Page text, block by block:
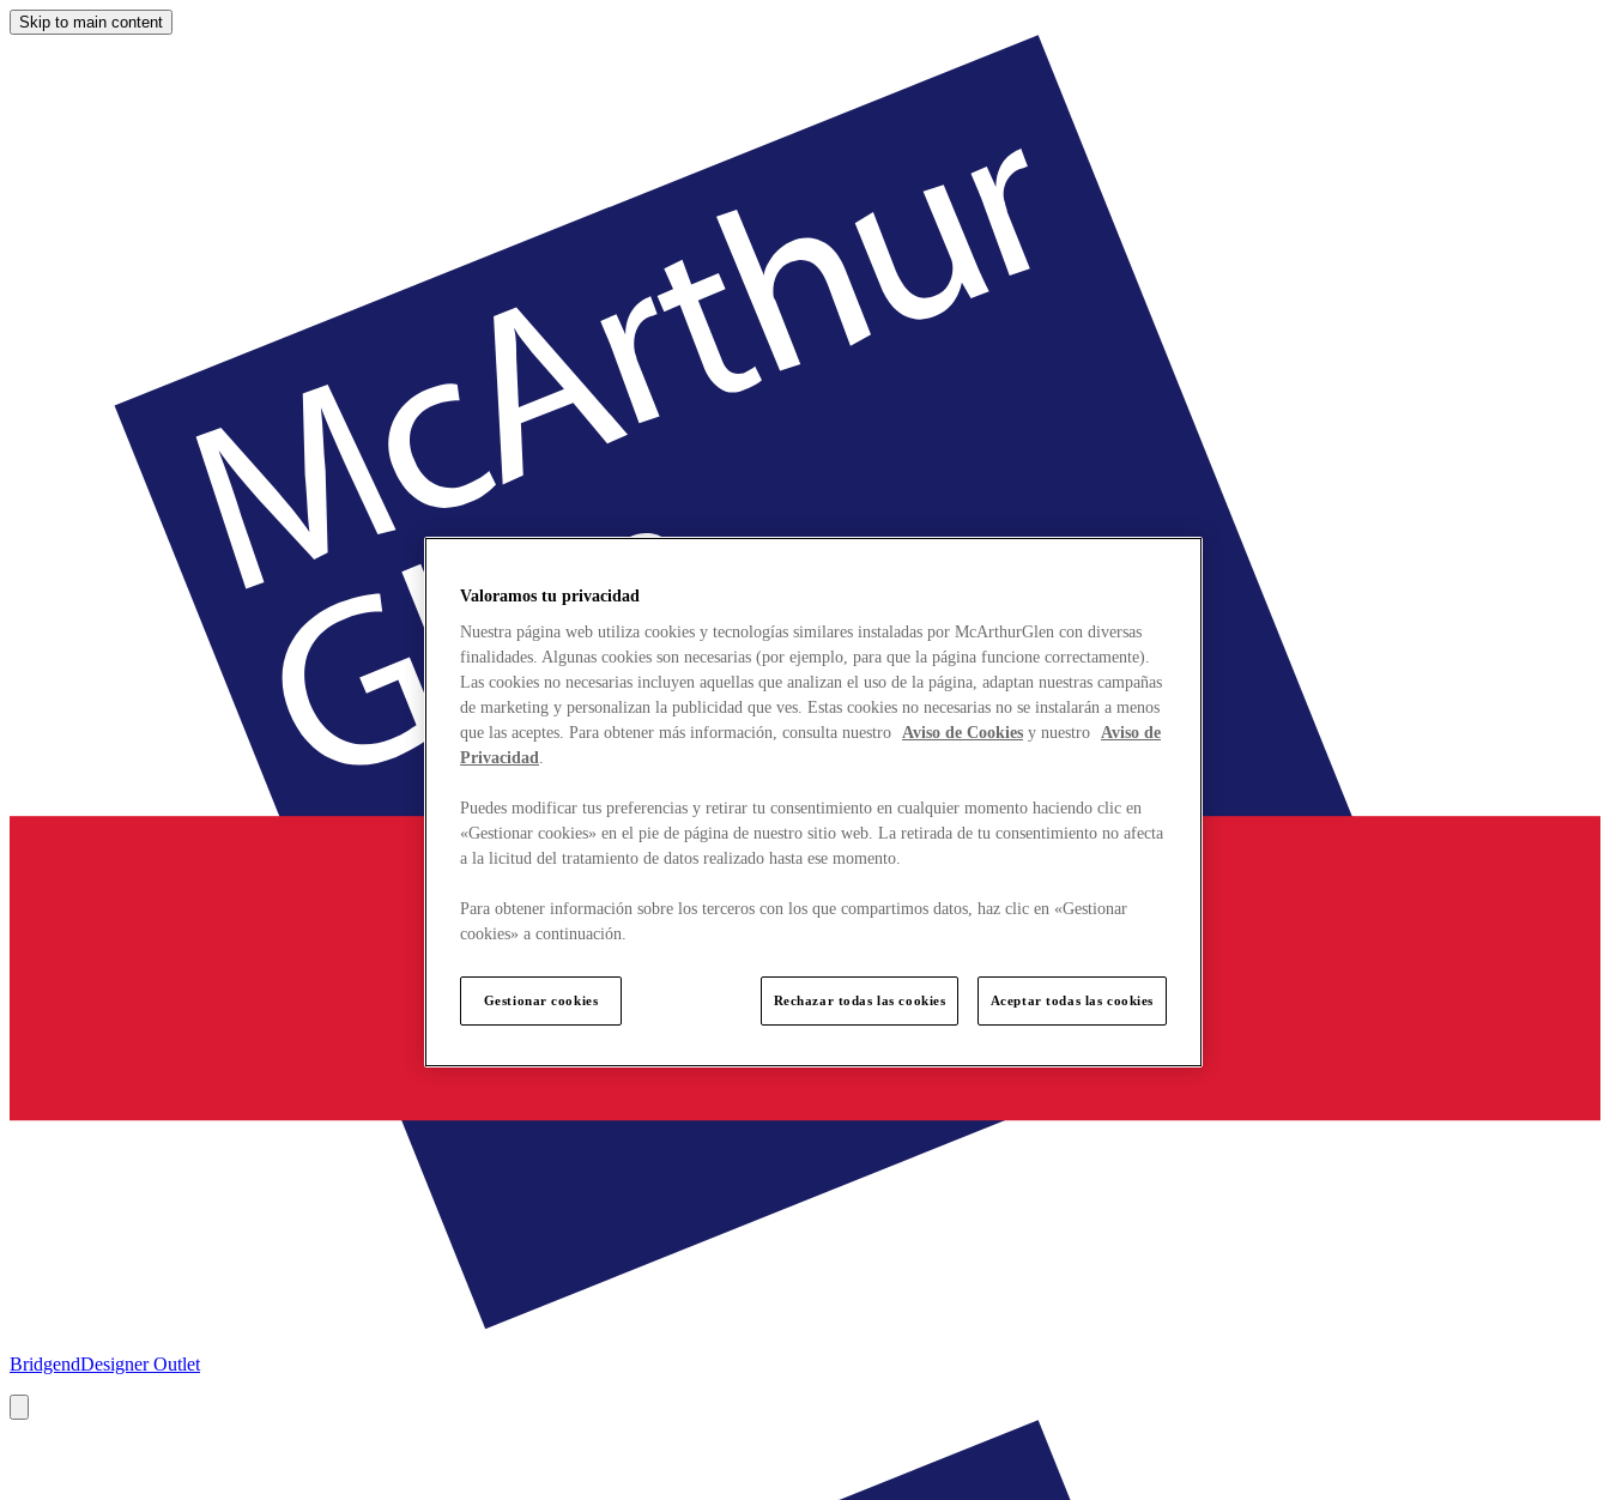
Skip to main content
BridgendDesigner Outlet
Valoramos tu privacidad
Nuestra página web utiliza cookies y tecnologías similares instaladas por McArthurGlen con diversas
finalidades. Algunas cookies son necesarias (por ejemplo, para que la página funcione correctamente).
Las cookies no necesarias incluyen aquellas que analizan el uso de la página, adaptan nuestras campañas
de marketing y personalizan la publicidad que ves. Estas cookies no necesarias no se instalarán a menos
que las aceptes. Para obtener más información, consulta nuestro Aviso de Cookies y nuestro Aviso de
Privacidad.
Puedes modificar tus preferencias y retirar tu consentimiento en cualquier momento haciendo clic en
«Gestionar cookies» en el pie de página de nuestro sitio web. La retirada de tu consentimiento no afecta
a la licitud del tratamiento de datos realizado hasta ese momento.
Para obtener información sobre los terceros con los que compartimos datos, haz clic en «Gestionar
cookies» a continuación.
Gestionar cookies Rechazar todas las cookies Aceptar todas las cookies